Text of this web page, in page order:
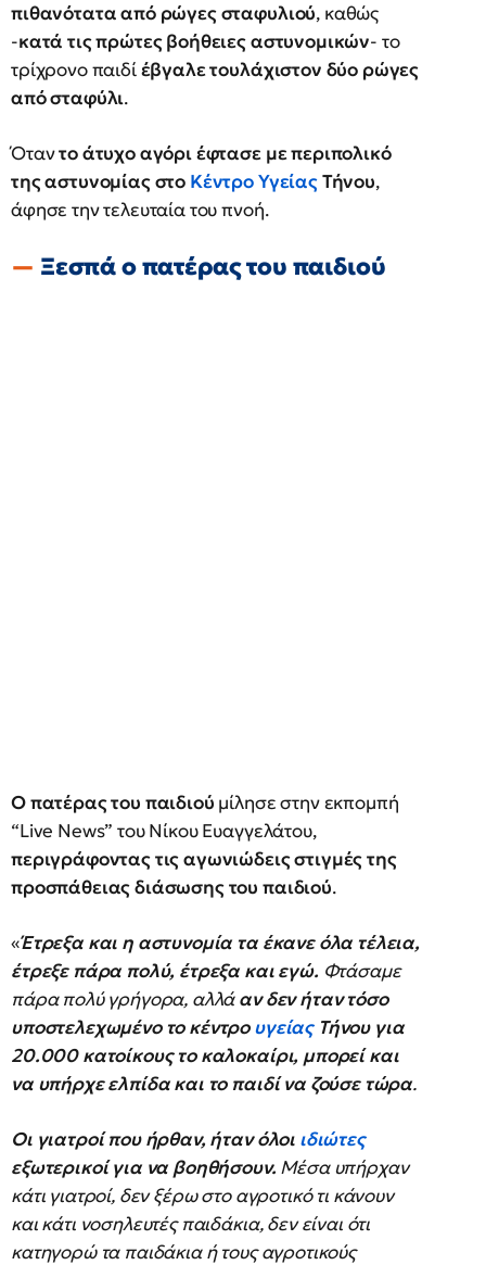
πιθανότατα από ρώγες σταφυλιού, καθώς
-κατά τις πρώτες βοήθειες αστυνομικών- το
τρίχρονο παιδίέβγαλε τουλάχιστον δύο ρώγες
από σταφύλι.
Όταντο άτυχο αγόρι έφτασε με περιπολικό
της αστυνομίας στο Κέντρο ΥγείαςΤήνου,
άφησε την τελευταία του πνοή.
Ξεσπά ο πατέρας του παιδιού
Ο πατέρας του παιδιού μίλησε στην εκπομπή
“Live News” του Νίκου Ευαγγελάτου,
περιγράφοντας τις αγωνιώδεις στιγμές της
προσπάθειας διάσωσης του παιδιού.
«Έτρεξα και η αστυνομία τα έκανε όλα τέλεια,
έτρεξε πάρα πολύ, έτρεξα και εγώ. Φτάσαμε
πάρα πολύ γρήγορα, αλλάαν δεν ήταν τόσο
υποστελεχωμένο το κέντρουγείαςΤήνου για
20.000 κατοίκους το καλοκαίρι, μπορεί και
να υπήρχε ελπίδα και το παιδί να ζούσε τώρα.
Οι γιατροί που ήρθαν, ήταν όλοι ιδιώτες
εξωτερικοί για να βοηθήσουν. Μέσα υπήρχαν
κάτι γιατροί, δεν ξέρω στο αγροτικό τι κάνουν
και κάτι νοσηλευτές παιδάκια, δεν είναι ότι
κατηγορώ τα παιδάκια ή τους αγροτικούς